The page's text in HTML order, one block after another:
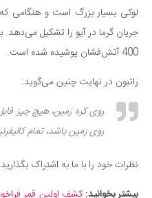
جریان گرما در آیو را تشکیل
400 آتش‌فشان پوشیده شده است.
راتبون در نهایت چنین می‌گوید:
روی کره زمین، هیچ چیز
روی زمین باشد، تمام
نظرات خود را با ما به اشتراک
بیشتر بخوانید: